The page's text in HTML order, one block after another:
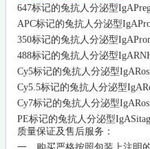
647标记的兔抗人分泌型
APC标记的兔抗人分泌型
350标记的兔抗人分泌型
488标记的兔抗人分泌型
Cy5标记的兔抗人分泌型
Cy5.5标记的兔抗人分泌型
Cy7标记的兔抗人分泌型
PE标记的兔抗人分泌型
质量保证及售后服务：